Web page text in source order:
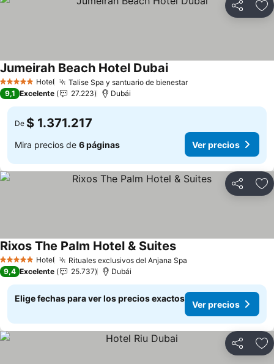
Compartir
5 Estrellas Hotel Talise Spa y santuario de bienestarVer precios
Jumeirah Beach Hotel DubaiVer precios
9,1 Excelente 27.223 Dubái
De $ 1.371.217
Mira precios de 6 páginas Ver precios
Compartir
5 Estrellas Hotel Rituales exclusivos del Anjana Spa
Rixos The Palm Hotel & SuitesVer precios
9,4 Excelente 25.737 Dubái
Elige fechas para ver los precios exactos
Ver precios
Compartir